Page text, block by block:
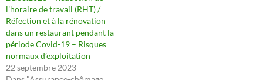
l’horaire de travail (RHT) /
Réfection et à la rénovation
dans un restaurant pendant la
période Covid-19 – Risques
normaux d’exploitation
22 septembre 2023